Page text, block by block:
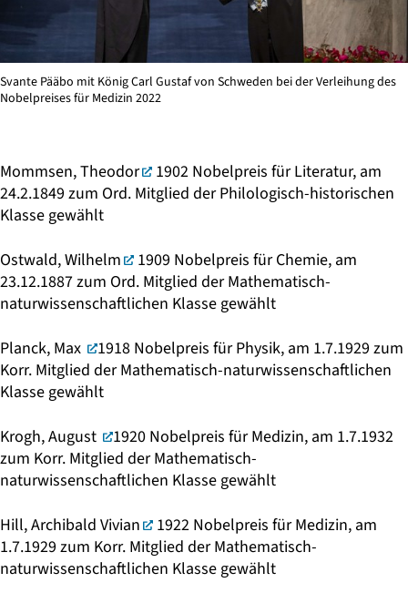
Svante Pääbo mit König Carl Gustaf von Schweden bei der Verleihung des
Nobelpreises für Medizin 2022
Mommsen, Theodor
1902 Nobelpreis für Literatur, am
24.2.1849 zum Ord. Mitglied der Philologisch-historischen
Klasse gewählt
Ostwald, Wilhelm
1909 Nobelpreis für Chemie, am
23.12.1887 zum Ord. Mitglied der Mathematisch-
naturwissenschaftlichen Klasse gewählt
Planck, Max
1918 Nobelpreis für Physik, am 1.7.1929 zum
Korr. Mitglied der Mathematisch-naturwissenschaftlichen
Klasse gewählt
Krogh, August
1920 Nobelpreis für Medizin, am 1.7.1932
zum Korr. Mitglied der Mathematisch-
naturwissenschaftlichen Klasse gewählt
Hill, Archibald Vivian
1922 Nobelpreis für Medizin, am
1.7.1929 zum Korr. Mitglied der Mathematisch-
naturwissenschaftlichen Klasse gewählt